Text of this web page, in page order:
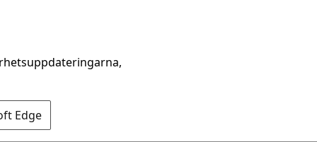
Edge